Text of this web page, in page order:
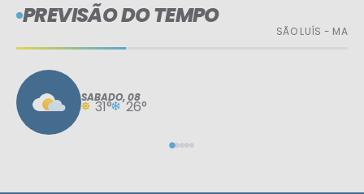
PREVISÃO DO TEMPO
SÃO LUÍS - MA
SÁBADO 08
31° 26°